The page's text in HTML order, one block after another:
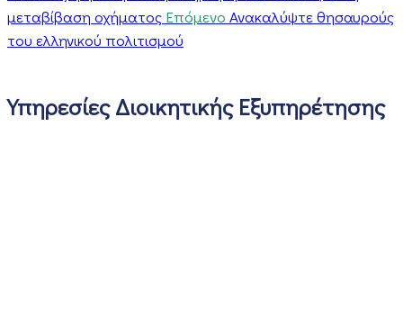
μεταβίβαση οχήματος Επόμενο Ανακαλύψτε θησαυρούς
του ελληνικού πολιτισμού
Υπηρεσίες Διοικητικής Εξυπηρέτησης